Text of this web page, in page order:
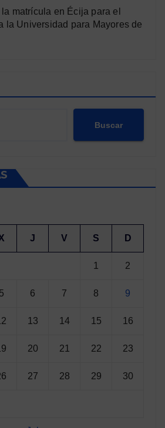
matrícula en Écija para el
la Universidad para Mayores de
Buscar
J V S D
1 2
5 6 7 8 9
13 14 15 16
20 21 22 23
27 28 29 30